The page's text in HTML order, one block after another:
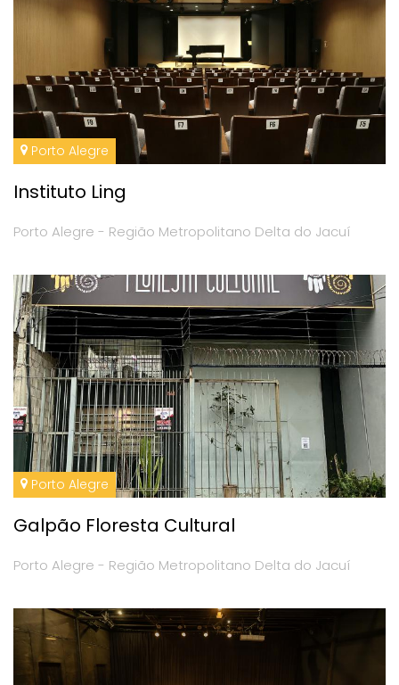
Porto Alegre
Instituto Ling
Porto Alegre - Região Metropolitano Delta do Jacuí
Porto Alegre
Galpão Floresta Cultural
Porto Alegre - Região Metropolitano Delta do Jacuí